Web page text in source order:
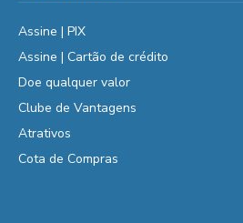
Assine | PIX
Assine | Cartão de crédito
Doe qualquer valor
Clube de Vantagens
Atrativos
Cota de Compras